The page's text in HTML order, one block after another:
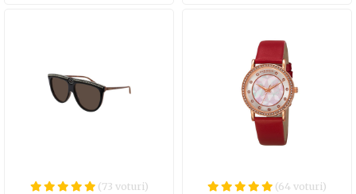
(73 voturi) (64 voturi)